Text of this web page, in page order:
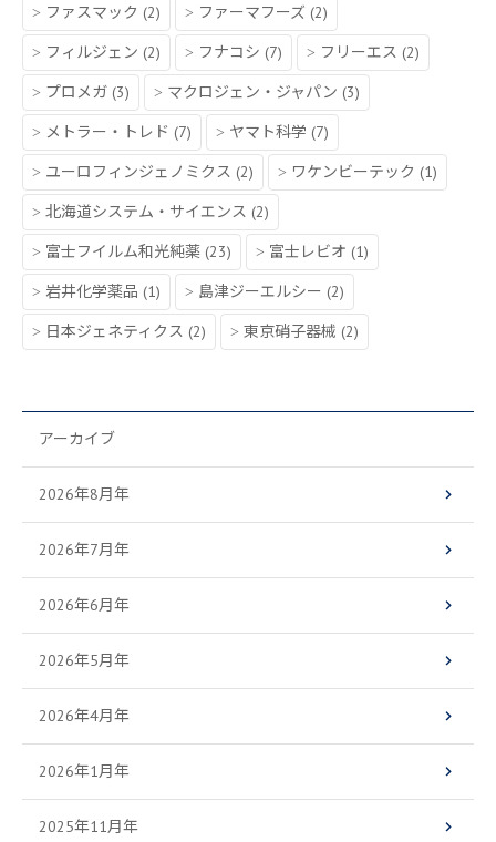
ファスマック (2) ファーマフーズ (2)
フィルジェン (2) フナコシ (7) フリーエス (2)
プロメガ (3) マクロジェン・ジャパン (3)
メトラー・トレド (7) ヤマト科学 (7)
ユーロフィンジェノミクス (2) ワケンビーテック (1)
北海道システム・サイエンス (2)
富士フイルム和光純薬 (23) 富士レビオ (1)
岩井化学薬品 (1) 島津ジーエルシー (2)
日本ジェネティクス (2) 東京硝子器械 (2)
アーカイブ
2026年8月年
2026年7月年
2026年6月年
2026年5月年
2026年4月年
2026年1月年
2025年11月年